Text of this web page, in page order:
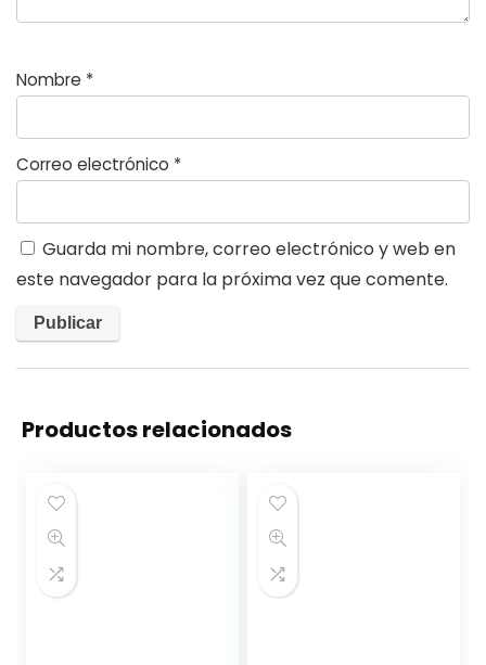
Nombre *
Correo electrónico *
Guarda mi nombre, correo electrónico y web en
este navegador para la próxima vez que comente.
Productos relacionados